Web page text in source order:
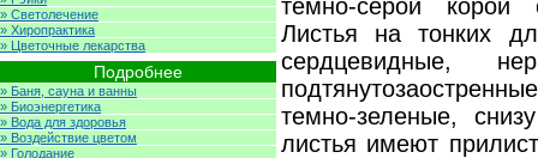
темно-серой
Листья на тонких
сердцевидные,
темно-зеленые,
листья имеют
» Светолечение
» Хиропрактика
» Цветочные лекарства
Подробнее
» Баня, сауна и ванны
» Биоэнергетика
» Вода для здоровья
» Воздействие цветом
» Голодание